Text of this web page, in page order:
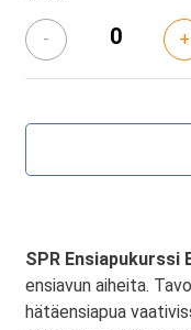
- +
SPR Ensiapukurssi
ensiavun aiheita.
hätäensiapua